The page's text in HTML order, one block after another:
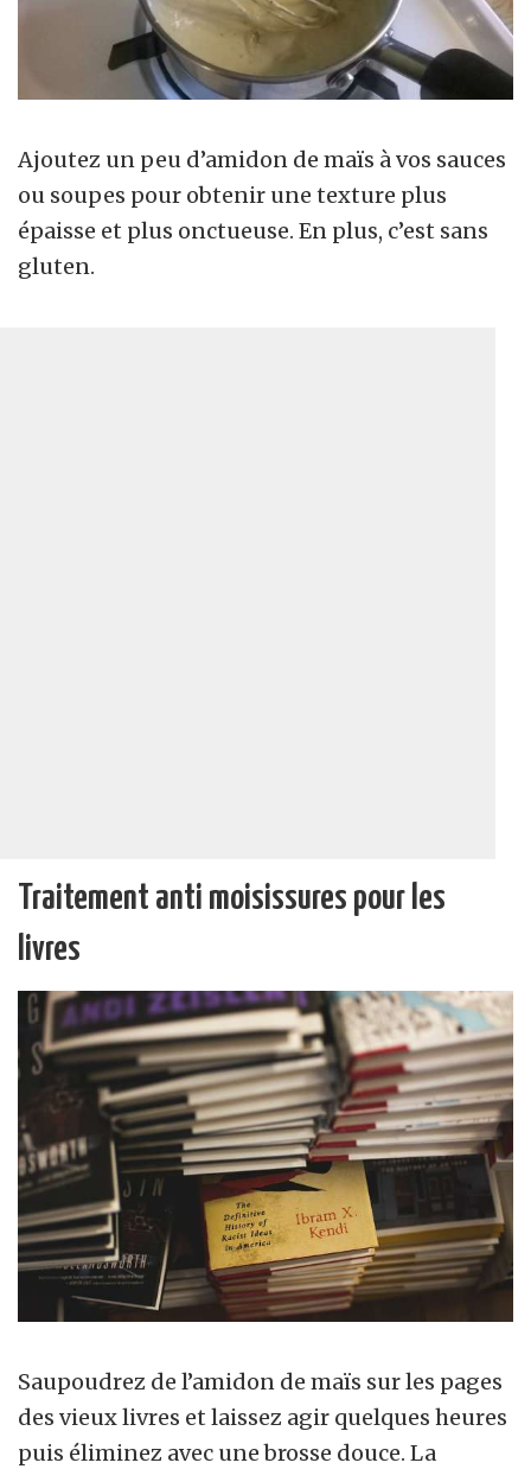
Ajoutez un peu d’amidon de maïs à vos sauces
ou soupes pour obtenir une texture plus
épaisse et plus onctueuse. En plus, c’est sans
gluten.
Traitement anti moisissures pour les
livres
Saupoudrez de l’amidon de maïs sur les pages
des vieux livres et laissez agir quelques heures
puis éliminez avec une brosse douce. La